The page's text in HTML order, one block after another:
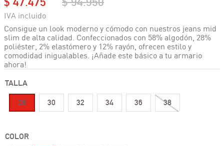
Consigue un look moderno y cómodo con nuestros jeans mid
slim de alta calidad. Confeccionados con 58% algodón, 28%
poliéster, 2% elastómero y 12% rayón, ofrecen estilo y
comodidad inigualables. ¡Añade este básico a tu armario
ahora!
TALLA
28 30 32 34 36 38
COLOR